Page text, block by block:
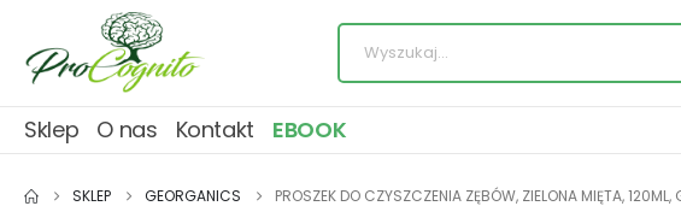
Sklep O nas Kontakt EBOOK
SKLEP GEORGANICS PROSZEK DO CZYSZCZENIA ZĘBÓW, ZIELONA MIĘTA, 120ML,